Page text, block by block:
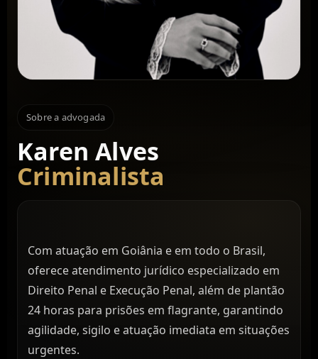
Sobre a advogada
Karen Alves
Criminalista
Com atuação em Goiânia e em todo o Brasil,
oferece atendimento jurídico especializado em
Direito Penal e Execução Penal, além de plantão
24 horas para prisões em flagrante, garantindo
agilidade, sigilo e atuação imediata em situações
urgentes.